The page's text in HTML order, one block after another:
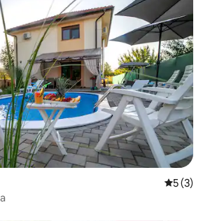
5 av 5 i
5 (3)